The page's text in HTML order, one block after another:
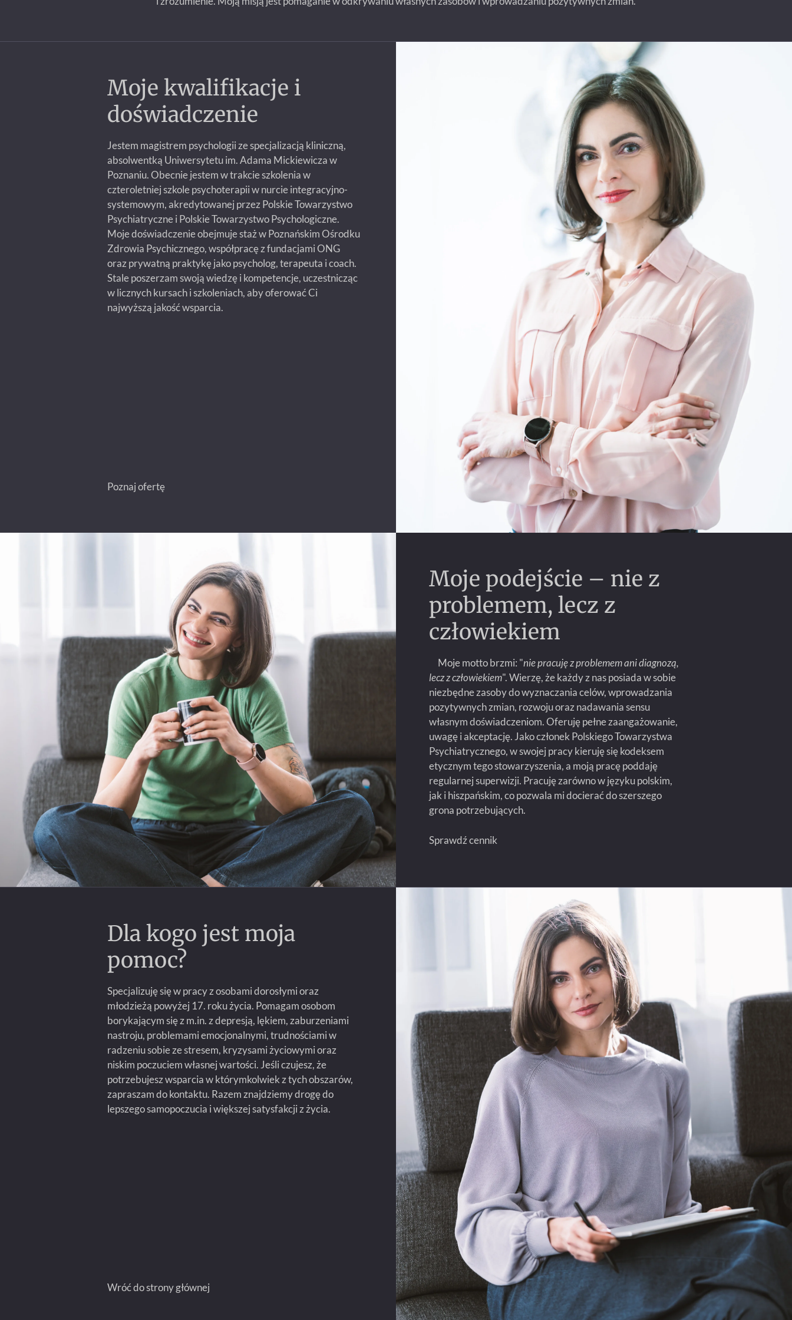
Moje kwalifikacje i
doświadczenie
Jestem magistrem psychologii ze specjalizacją kliniczną,
absolwentką Uniwersytetu im. Adama Mickiewicza w
Poznaniu. Obecnie jestem w trakcie szkolenia w
czteroletniej szkole psychoterapii w nurcie integracyjno-
systemowym, akredytowanej przez Polskie Towarzystwo
Psychiatryczne i Polskie Towarzystwo Psychologiczne.
Moje doświadczenie obejmuje staż w Poznańskim Ośrodku
Zdrowia Psychicznego, współpracę z fundacjami ONG
oraz prywatną praktykę jako psycholog, terapeuta i coach.
Stale poszerzam swoją wiedzę i kompetencje, uczestnicząc
w licznych kursach i szkoleniach, aby oferować Ci
najwyższą jakość wsparcia.
Poznaj ofertę
Moje podejście – nie z
problemem, lecz z
człowiekiem
Moje motto brzmi: "nie pracuję z problemem ani diagnozą,
lecz z człowiekiem". Wierzę, że każdy z nas posiada w sobie
niezbędne zasoby do wyznaczania celów, wprowadzania
pozytywnych zmian, rozwoju oraz nadawania sensu
własnym doświadczeniom. Oferuję pełne zaangażowanie,
uwagę i akceptację. Jako członek Polskiego Towarzystwa
Psychiatrycznego, w swojej pracy kieruję się kodeksem
etycznym tego stowarzyszenia, a moją pracę poddaję
regularnej superwizji. Pracuję zarówno w języku polskim,
jak i hiszpańskim, co pozwala mi docierać do szerszego
grona potrzebujących.
Sprawdź cennik
Dla kogo jest moja
pomoc?
Specjalizuję się w pracy z osobami dorosłymi oraz
młodzieżą powyżej 17. roku życia. Pomagam osobom
borykającym się z m.in. z depresją, lękiem, zaburzeniami
nastroju, problemami emocjonalnymi, trudnościami w
radzeniu sobie ze stresem, kryzysami życiowymi oraz
niskim poczuciem własnej wartości. Jeśli czujesz, że
potrzebujesz wsparcia w którymkolwiek z tych obszarów,
zapraszam do kontaktu. Razem znajdziemy drogę do
lepszego samopoczucia i większej satysfakcji z życia.
Wróć do strony głównej